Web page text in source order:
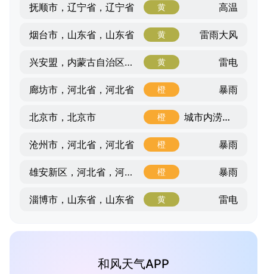
抚顺市，辽宁省，辽宁省 黄 高温
烟台市，山东省，山东省 黄 雷雨大风
兴安盟，内蒙古自治区，内蒙古自治区 黄 雷电
廊坊市，河北省，河北省 橙 暴雨
北京市，北京市 橙 城市内涝风险
沧州市，河北省，河北省 橙 暴雨
雄安新区，河北省，河北省 橙 暴雨
淄博市，山东省，山东省 黄 雷电
和风天气APP